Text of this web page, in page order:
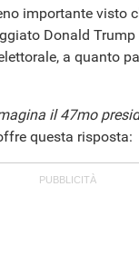
importante visto
Donald
a quanto
il 47mo
questa risposta: